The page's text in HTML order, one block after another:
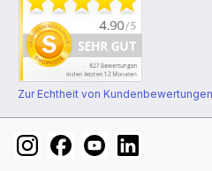
Zur Echtheit von